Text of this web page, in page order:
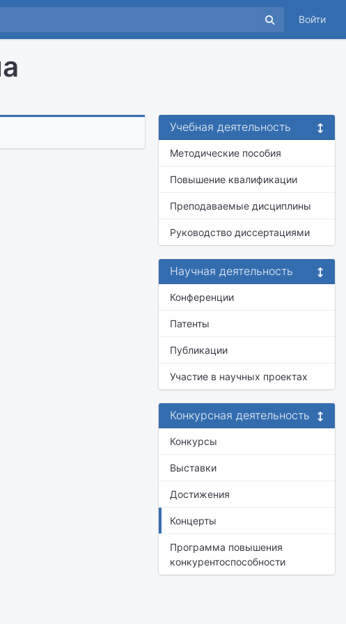
Войти
Учебная деятельность
Методические пособия
Повышение квалификации
Преподаваемые дисциплины
Руководство диссертациями
Научная деятельность
Конференции
Патенты
Публикации
Участие в научных проектах
Конкурсная деятельность
Конкурсы
Выставки
Достижения
Концерты
Программа повышения
конкурентоспособности